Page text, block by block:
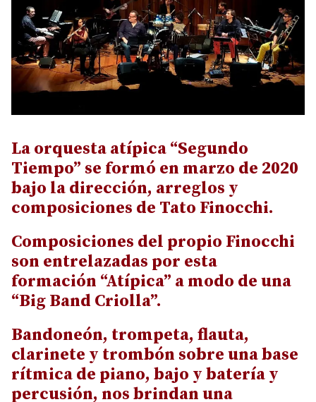
La orquesta atípica “Segundo
Tiempo” se formó en marzo de 2020
bajo la dirección, arreglos y
composiciones de Tato Finocchi.
Composiciones del propio Finocchi
son entrelazadas por esta
formación “Atípica” a modo de una
“Big Band Criolla”.
Bandoneón, trompeta, flauta,
clarinete y trombón sobre una base
rítmica de piano, bajo y batería y
percusión, nos brindan una